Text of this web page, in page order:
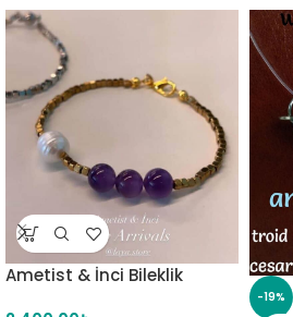
Ametist & İnci Bileklik
-19%